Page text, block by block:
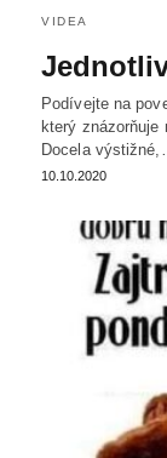
VIDEA
Podívejte na
který znázorňuje
Docela výstižné,…
10.10.2020